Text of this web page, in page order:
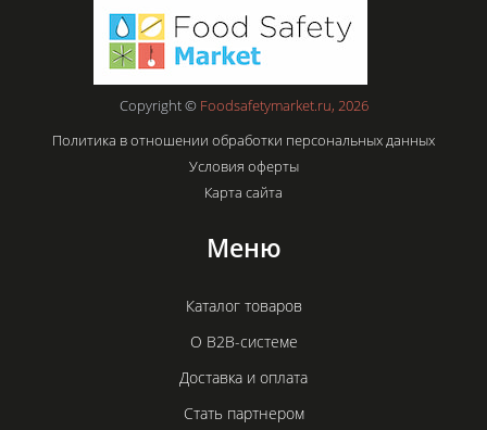
Copyright © Foodsafetymarket.ru, 2026
Политика в отношении обработки персональных данных
Условия оферты
Карта сайта
Меню
Каталог товаров
О B2B-системе
Доставка и оплата
Стать партнером